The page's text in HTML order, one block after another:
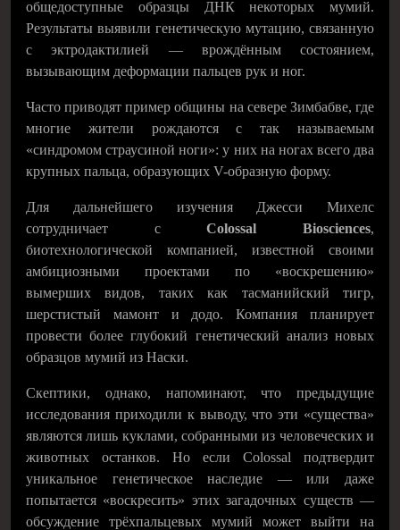
общедоступные образцы ДНК некоторых мумий.
Результаты выявили генетическую мутацию, связанную
с эктродактилией — врождённым состоянием,
вызывающим деформации пальцев рук и ног.
Часто приводят пример общины на севере Зимбабве, где
многие жители рождаются с так называемым
«синдромом страусиной ноги»: у них на ногах всего два
крупных пальца, образующих V-образную форму.
Для дальнейшего изучения Джесси Михелс
сотрудничает сColossal Biosciences,
биотехнологической компанией, известной своими
амбициозными проектами по «воскрешению»
вымерших видов, таких как тасманийский тигр,
шерстистый мамонт и додо. Компания планирует
провести более глубокий генетический анализ новых
образцов мумий из Наски.
Скептики, однако, напоминают, что предыдущие
исследования приходили к выводу, что эти «существа»
являются лишь куклами, собранными из человеческих и
животных останков. Но если Colossal подтвердит
уникальное генетическое наследие — или даже
попытается «воскресить» этих загадочных существ —
обсуждение трёхпальцевых мумий может выйти на